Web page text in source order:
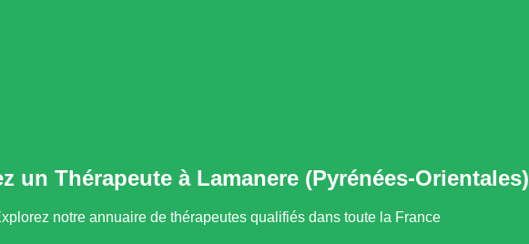
un Thérapeute à Lamanere (Pyrénées-Orientales)
notre annuaire de thérapeutes qualifiés dans toute la France